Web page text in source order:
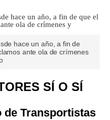
hace un año, a fin de
ante ola de crímenes
SÍ O SÍ
de Transportistas